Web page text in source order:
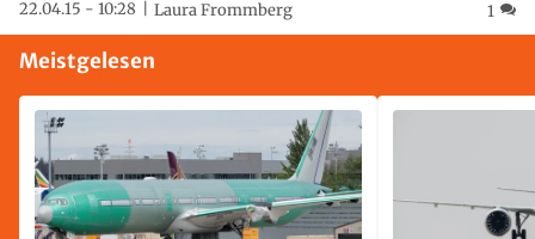
22.04.15 - 10:28 Laura Frommberg 1
Meistgelesen